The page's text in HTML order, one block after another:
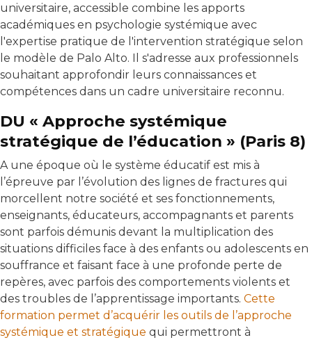
universitaire, accessible combine les apports
académiques en psychologie systémique avec
l'expertise pratique de l'intervention stratégique selon
le modèle de Palo Alto. Il s'adresse aux professionnels
souhaitant approfondir leurs connaissances et
compétences dans un cadre universitaire reconnu.
DU « Approche systémique
stratégique de l’éducation » (Paris 8)
A une époque où le système éducatif est mis à
l’épreuve par l’évolution des lignes de fractures qui
morcellent notre société et ses fonctionnements,
enseignants, éducateurs, accompagnants et parents
sont parfois démunis devant la multiplication des
situations difficiles face à des enfants ou adolescents en
souffrance et faisant face à une profonde perte de
repères, avec parfois des comportements violents et
des troubles de l’apprentissage importants. Cette
formation permet d’acquérir les outils de l’approche
systémique et stratégique qui permettront à